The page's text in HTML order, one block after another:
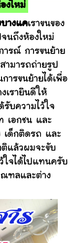
งใหม่
างแคเราขนของ
นถึงห้องใหม่
ารณ์ การขนย้าย
ามารถถ่ายรูป
ารขนย้ายได้เพื่อ
เรายินดีให้
รับความไว้ใจ
เอกชน และ
เด็กติดรถ และ
แล้วผมจะขับ
ใจได้ไปแทนครับ
ณฑลและต่าง